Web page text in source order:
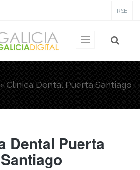
RSE
» Clínica Dental Puerta Santiago
Dental Puerta
Santiago